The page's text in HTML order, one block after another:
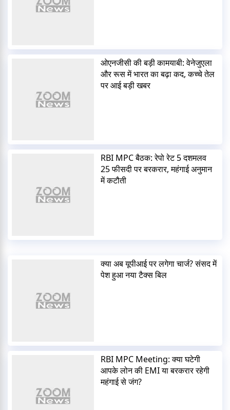
ओएनजीसी की बड़ी कामयाबी: वेनेजुएला
और रूस में भारत का बढ़ा कद, कच्चे तेल
पर आई बड़ी खबर
RBI MPC बैठक: रेपो रेट 5 दशमलव
25 फीसदी पर बरकरार, महंगाई अनुमान
में कटौती
क्या अब यूपीआई पर लगेगा चार्ज? संसद में
पेश हुआ नया टैक्स बिल
RBI MPC Meeting: क्या घटेगी
आपके लोन की EMI या बरकरार रहेगी
महंगाई से जंग?